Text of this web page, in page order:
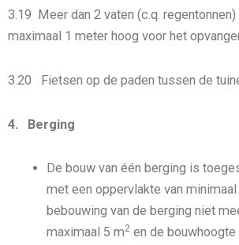
3.19 Meer dan 2 vaten (c.q.
maximaal 1 meter hoog voor het
3.20 Fietsen op de paden tussen de
4. Berging
De bouw van één berging is
met een oppervlakte van
bebouwing van de berging niet
maximaal 5 m2 en de